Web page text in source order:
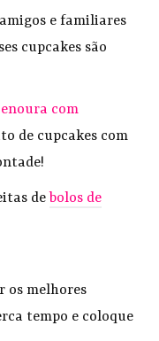
e familiares
cupcakes são
com
de cupcakes com
de bolos de
os melhores
tempo e coloque